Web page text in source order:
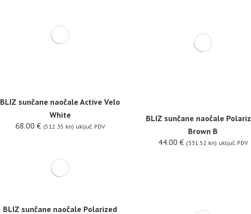
BLIZ sunčane naočale Active Velo
White
68.00 € (512.35 kn) uključ. PDV
BLIZ sunčane naočale
Brown B
44.00 € (331.52 kn) uključ. PDV
BLIZ sunčane naočale Polarized